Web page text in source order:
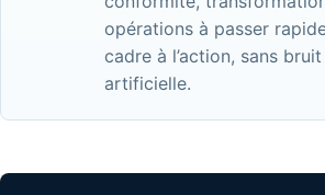
opérations à passer
cadre à l’action, sans
artificielle.